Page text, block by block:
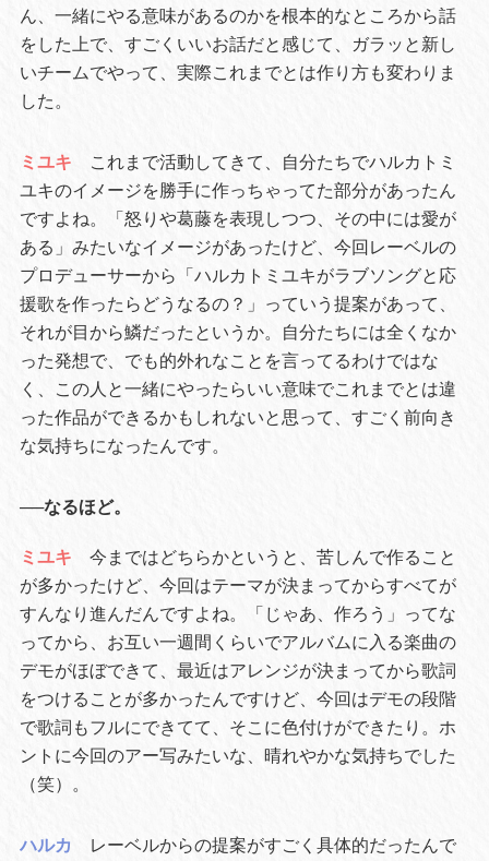
ん、一緒にやる意味があるのかを根本的なところから話
をした上で、すごくいいお話だと感じて、ガラッと新し
いチームでやって、実際これまでとは作り方も変わりま
した。
ミユキ
これまで活動してきて、自分たちでハルカトミ
ユキのイメージを勝手に作っちゃってた部分があったん
ですよね。「怒りや葛藤を表現しつつ、その中には愛が
ある」みたいなイメージがあったけど、今回レーベルの
プロデューサーから「ハルカトミユキがラブソングと応
援歌を作ったらどうなるの？」っていう提案があって、
それが目から鱗だったというか。自分たちには全くなか
った発想で、でも的外れなことを言ってるわけではな
く、この人と一緒にやったらいい意味でこれまでとは違
った作品ができるかもしれないと思って、すごく前向き
な気持ちになったんです。
──なるほど。
ミユキ
今まではどちらかというと、苦しんで作ること
が多かったけど、今回はテーマが決まってからすべてが
すんなり進んだんですよね。「じゃあ、作ろう」ってな
ってから、お互い一週間くらいでアルバムに入る楽曲の
デモがほぼできて、最近はアレンジが決まってから歌詞
をつけることが多かったんですけど、今回はデモの段階
で歌詞もフルにできてて、そこに色付けができたり。ホ
ントに今回のアー写みたいな、晴れやかな気持ちでした
（笑）。
ハルカ
レーベルからの提案がすごく具体的だったんで